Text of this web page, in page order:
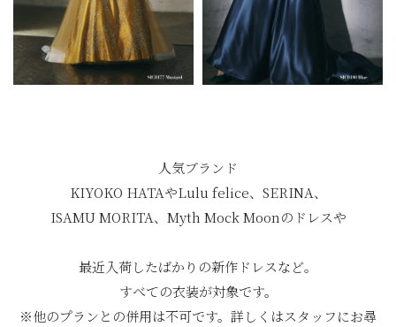
人気ブランド
KIYOKO HATAやLulu felice、SERINA、
ISAMU MORITA、Myth Mock Moonのドレスや
最近入荷したばかりの新作ドレスなど。
すべての衣装が対象です。
※他のプランとの併用は不可です。詳しくはスタッフにお尋